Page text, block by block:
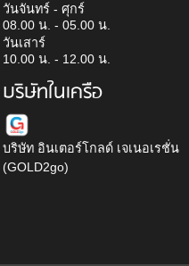
วันจันทร์ - ศุกร์
08.00 น. - 05.00 น.
วันเสาร์
10.00 น. - 12.00 น.
บริษัทในเครือ
บริษัท อินเตอร์โกลด์ เจเนอเรชั่น
(GOLD2go)